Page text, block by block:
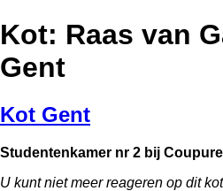
Kot: Raas van
Gent
Kot Gent
Studentenkamer nr 2 bij Coupure
U kunt niet meer reageren op dit